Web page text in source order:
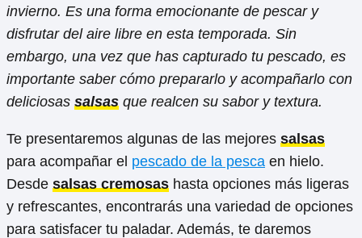
invierno. Es una forma emocionante de pescar y
disfrutar del aire libre en esta temporada. Sin
embargo, una vez que has capturado tu pescado, es
importante saber cómo prepararlo y acompañarlo con
deliciosas salsas que realcen su sabor y textura.
Te presentaremos algunas de las mejores salsas
para acompañar el pescado de la pesca en hielo.
Desde salsas cremosas hasta opciones más ligeras
y refrescantes, encontrarás una variedad de opciones
para satisfacer tu paladar. Además, te daremos